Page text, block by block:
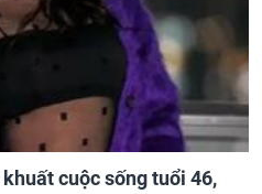
cuộc sống tuổi 46,